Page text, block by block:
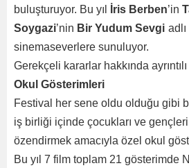
buluşturuyor. Bu yıl
İris Berben’in
Soygazi’nin Bir Yudum Sevgi
sinemaseverlere sunuluyor.
Gerekçeli kararlar hakkında
Okul Gösterimleri
Festival her sene oldu olduğu gibi
iş birliği içinde çocukları ve
özendirmek amacıyla özel okul
Bu yıl 7 film toplam 21 gösterimde